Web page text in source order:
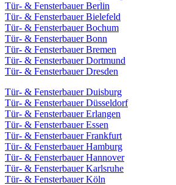
Tür- & Fensterbauer Berlin
Tür- & Fensterbauer Bielefeld
Tür- & Fensterbauer Bochum
Tür- & Fensterbauer Bonn
Tür- & Fensterbauer Bremen
Tür- & Fensterbauer Dortmund
Tür- & Fensterbauer Dresden
Tür- & Fensterbauer Duisburg
Tür- & Fensterbauer Düsseldorf
Tür- & Fensterbauer Erlangen
Tür- & Fensterbauer Essen
Tür- & Fensterbauer Frankfurt
Tür- & Fensterbauer Hamburg
Tür- & Fensterbauer Hannover
Tür- & Fensterbauer Karlsruhe
Tür- & Fensterbauer Köln